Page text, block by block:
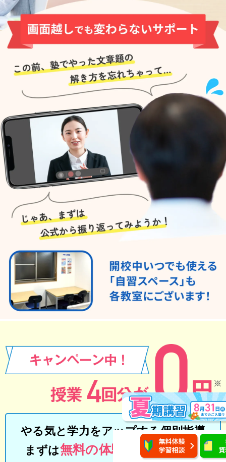
やる気と学力をアップする個別指導
まずは無料の体験授業で実感！